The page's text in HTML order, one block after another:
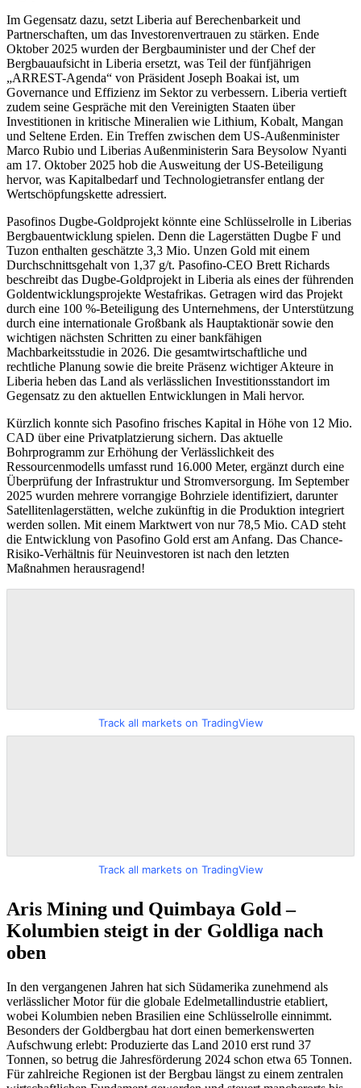
Im Gegensatz dazu, setzt Liberia auf Berechenbarkeit und
Partnerschaften, um das Investorenvertrauen zu stärken. Ende
Oktober 2025 wurden der Bergbauminister und der Chef der
Bergbauaufsicht in Liberia ersetzt, was Teil der fünfjährigen
„ARREST-Agenda“ von Präsident Joseph Boakai ist, um
Governance und Effizienz im Sektor zu verbessern. Liberia vertieft
zudem seine Gespräche mit den Vereinigten Staaten über
Investitionen in kritische Mineralien wie Lithium, Kobalt, Mangan
und Seltene Erden. Ein Treffen zwischen dem US-Außenminister
Marco Rubio und Liberias Außenministerin Sara Beysolow Nyanti
am 17. Oktober 2025 hob die Ausweitung der US-Beteiligung
hervor, was Kapitalbedarf und Technologietransfer entlang der
Wertschöpfungskette adressiert.
Pasofinos Dugbe-Goldprojekt könnte eine Schlüsselrolle in Liberias
Bergbauentwicklung spielen. Denn die Lagerstätten Dugbe F und
Tuzon enthalten geschätzte 3,3 Mio. Unzen Gold mit einem
Durchschnittsgehalt von 1,37 g/t. Pasofino-CEO Brett Richards
beschreibt das Dugbe-Goldprojekt in Liberia als eines der führenden
Goldentwicklungsprojekte Westafrikas. Getragen wird das Projekt
durch eine 100 %-Beteiligung des Unternehmens, der Unterstützung
durch eine internationale Großbank als Hauptaktionär sowie den
wichtigen nächsten Schritten zu einer bankfähigen
Machbarkeitsstudie in 2026. Die gesamtwirtschaftliche und
rechtliche Planung sowie die breite Präsenz wichtiger Akteure in
Liberia heben das Land als verlässlichen Investitionsstandort im
Gegensatz zu den aktuellen Entwicklungen in Mali hervor.
Kürzlich konnte sich Pasofino frisches Kapital in Höhe von 12 Mio.
CAD über eine Privatplatzierung sichern. Das aktuelle
Bohrprogramm zur Erhöhung der Verlässlichkeit des
Ressourcenmodells umfasst rund 16.000 Meter, ergänzt durch eine
Überprüfung der Infrastruktur und Stromversorgung. Im September
2025 wurden mehrere vorrangige Bohrziele identifiziert, darunter
Satellitenlagerstätten, welche zukünftig in die Produktion integriert
werden sollen. Mit einem Marktwert von nur 78,5 Mio. CAD steht
die Entwicklung von Pasofino Gold erst am Anfang. Das Chance-
Risiko-Verhältnis für Neuinvestoren ist nach den letzten
Maßnahmen herausragend!
Track all markets on TradingView
Track all markets on TradingView
Aris Mining und Quimbaya Gold –
Kolumbien steigt in der Goldliga nach
oben
In den vergangenen Jahren hat sich Südamerika zunehmend als
verlässlicher Motor für die globale Edelmetallindustrie etabliert,
wobei Kolumbien neben Brasilien eine Schlüsselrolle einnimmt.
Besonders der Goldbergbau hat dort einen bemerkenswerten
Aufschwung erlebt: Produzierte das Land 2010 erst rund 37
Tonnen, so betrug die Jahresförderung 2024 schon etwa 65 Tonnen.
Für zahlreiche Regionen ist der Bergbau längst zu einem zentralen